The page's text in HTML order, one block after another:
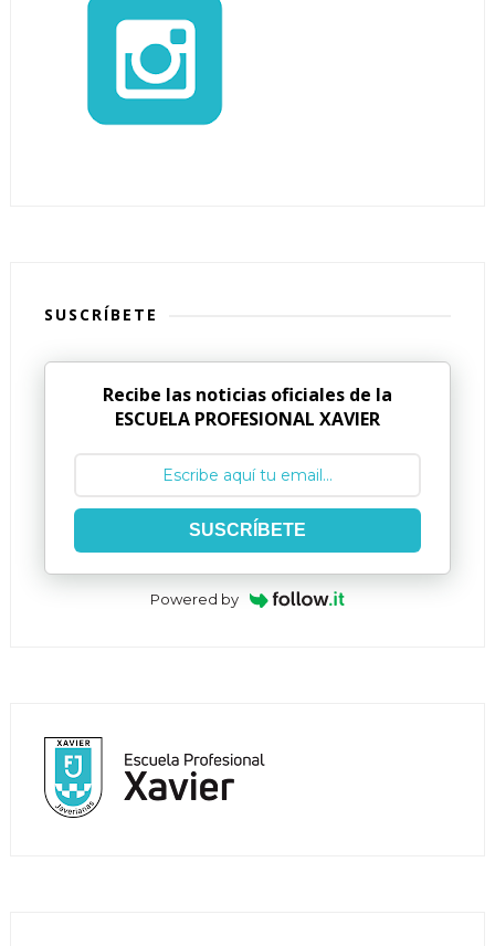
SUSCRÍBETE
Recibe las noticias oficiales de la
ESCUELA PROFESIONAL XAVIER
SUSCRÍBETE
Powered by